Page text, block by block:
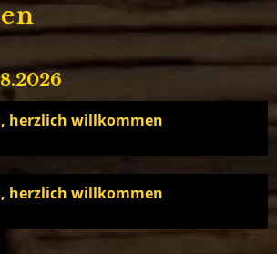
herzlich willkommen
herzlich willkommen